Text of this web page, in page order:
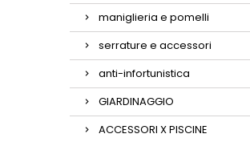
maniglieria e pomelli
serrature e accessori
anti-infortunistica
GIARDINAGGIO
ACCESSORI X PISCINE